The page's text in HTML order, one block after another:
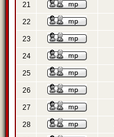
21
22
23
24
25
26
27
28